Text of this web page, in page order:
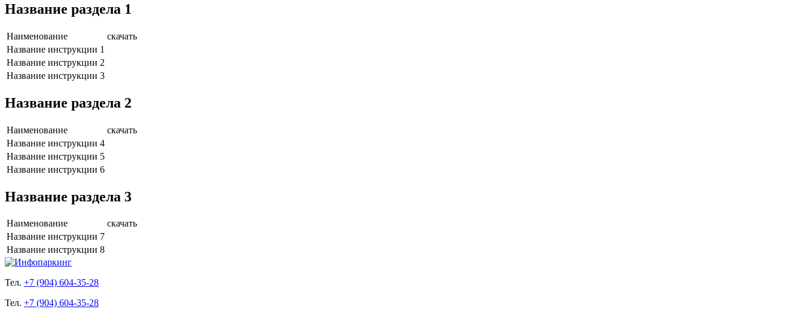
Название раздела 1
Наименование
скачать
Название инструкции 1
Название инструкции 2
Название инструкции 3
Название раздела 2
Наименование
скачать
Название инструкции 4
Название инструкции 5
Название инструкции 6
Название раздела 3
Наименование
скачать
Название инструкции 7
Название инструкции 8
Тел. +7 (904) 604-35-28
Тел. +7 (904) 604-35-28